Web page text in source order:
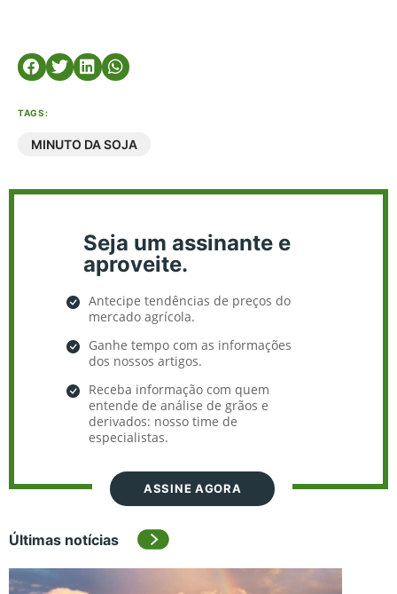
TAGS:
MINUTO DA SOJA
Seja um assinante e
aproveite.
Antecipe tendências de preços do
mercado agrícola.
Ganhe tempo com as informações
dos nossos artigos.
Receba informação com quem
entende de análise de grãos e
derivados: nosso time de
especialistas.
ASSINE AGORA
Últimas notícias